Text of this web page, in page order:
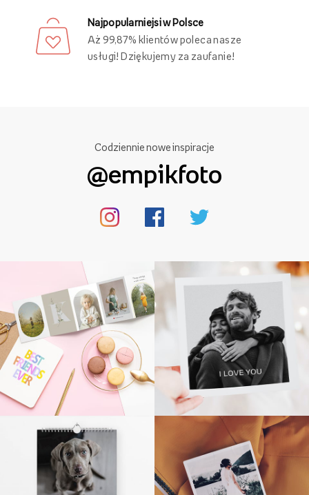
Najpopularniejsi w Polsce
Aż 99,87% klientów poleca nasze
usługi! Dziękujemy za zaufanie!
Codziennie nowe inspiracje
@empikfoto